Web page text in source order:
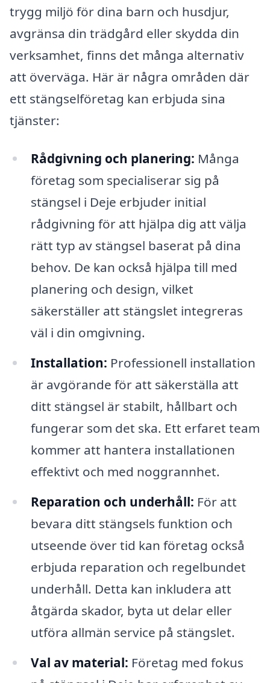
trygg miljö för dina barn och husdjur,
avgränsa din trädgård eller skydda din
verksamhet, finns det många alternativ
att överväga. Här är några områden där
ett stängselföretag kan erbjuda sina
tjänster:
Rådgivning och planering: Många
företag som specialiserar sig på
stängsel i Deje erbjuder initial
rådgivning för att hjälpa dig att välja
rätt typ av stängsel baserat på dina
behov. De kan också hjälpa till med
planering och design, vilket
säkerställer att stängslet integreras
väl i din omgivning.
Installation: Professionell installation
är avgörande för att säkerställa att
ditt stängsel är stabilt, hållbart och
fungerar som det ska. Ett erfaret team
kommer att hantera installationen
effektivt och med noggrannhet.
Reparation och underhåll: För att
bevara ditt stängsels funktion och
utseende över tid kan företag också
erbjuda reparation och regelbundet
underhåll. Detta kan inkludera att
åtgärda skador, byta ut delar eller
utföra allmän service på stängslet.
Val av material: Företag med fokus